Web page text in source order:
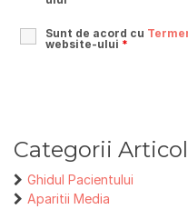
Sunt de acord cu
website-ului *
Categorii
Ghidul Pacientului
Aparitii Media